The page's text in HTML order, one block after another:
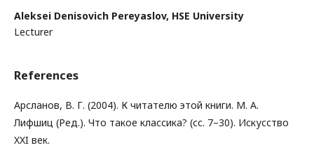
Aleksei Denisovich Pereyaslov, HSE University
Lecturer
References
Арсланов, В. Г. (2004). К читателю этой книги. М. А.
Лифшиц (Ред.). Что такое классика? (сс. 7–30). Искусство
XXI век.